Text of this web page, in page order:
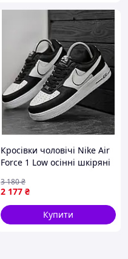
Кросівки чоловічі Nike Air
Force 1 Low осінні шкіряні
2 177 ₴
3 180₴
Купити